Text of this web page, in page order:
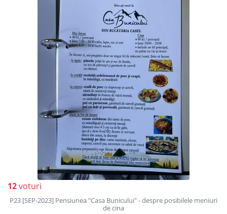
12voturi
P23 [SEP-2023] Pensiunea "Casa Bunicului" - despre posibilele meniuri
de cina